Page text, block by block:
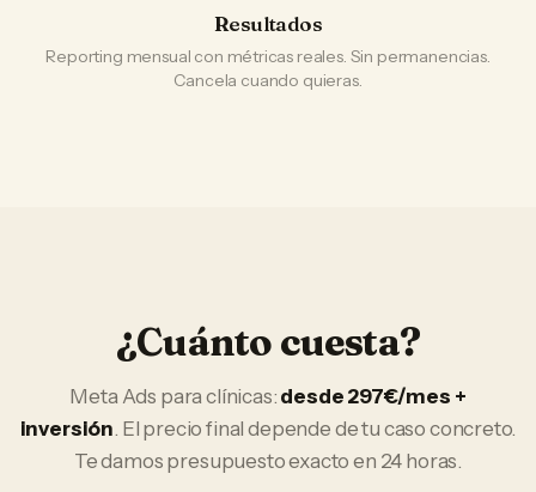
Resultados
Reporting mensual con métricas reales. Sin permanencias.
Cancela cuando quieras.
¿Cuánto cuesta?
Meta Ads paraclínicas: desde 297€/mes +
inversión. El precio final depende de tu caso concreto.
Te damos presupuesto exacto en 24 horas.